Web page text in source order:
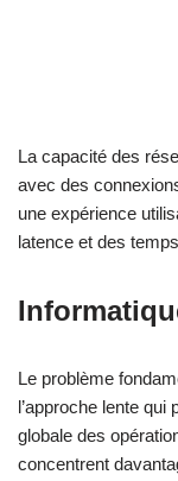
La capacité des
avec des
une expérience
latence et des
Le problème
l’approche lente
globale des
concentrent